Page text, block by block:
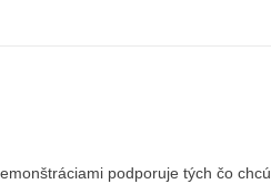
podporuje tých čo chcú